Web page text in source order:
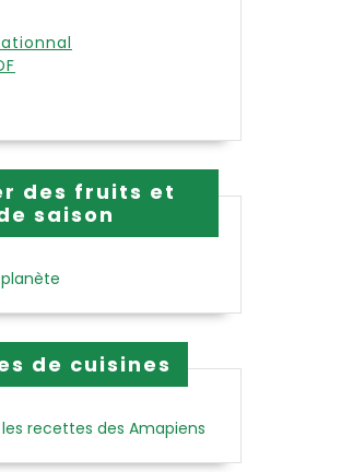
des fruits et
saison
de cuisines
recettes des Amapiens